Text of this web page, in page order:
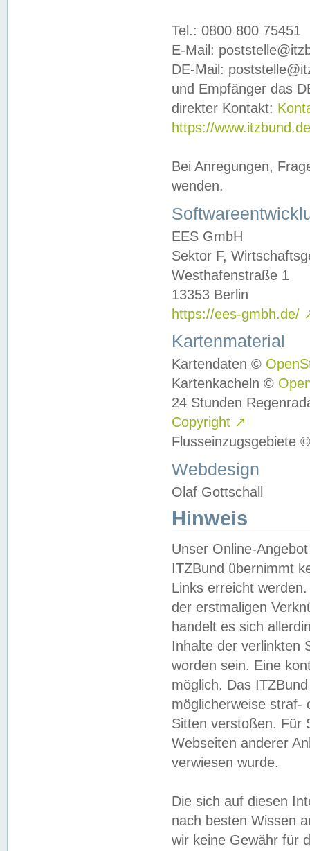
Tel.: 0800 800 75451
E-Mail:
DE-Mail:
und Empfänger das
direkter Kontakt:
https://
Bei Anregungen,
wenden.
EES GmbH
Sektor F,
Westhafenstraße 1
13353 Berlin
https://ees-gmbh.de/
Kartenmaterial
Kartendaten ©
Kartenkacheln ©
24 Stunden
Copyright ↗
Flusseinzugsgebiete
Webdesign
Olaf Gottschall
Hinweis
Unser Online-
ITZBund übernimmt
Links erreicht
der erstmaligen
handelt es sich
Inhalte der verlinkten
worden sein. Eine
möglich. Das
möglicherweise straf-
Sitten verstoßen. Für
Webseiten anderer
verwiesen wurde.
Die sich auf diesen
nach besten Wissen
wir keine Gewähr für